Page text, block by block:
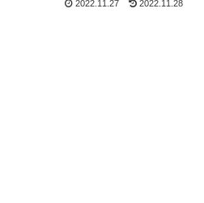
2022.11.27 2022.11.28